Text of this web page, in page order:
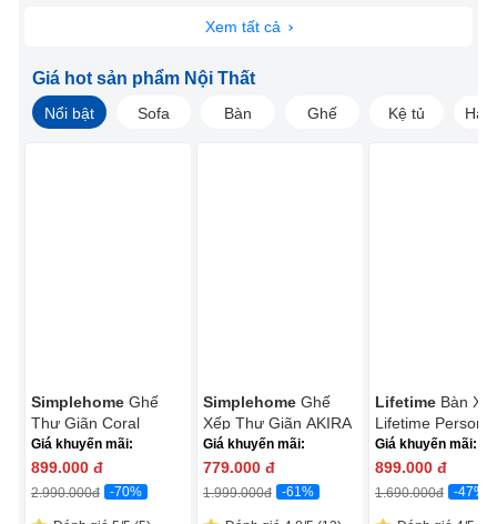
Xem tất cả
Giá hot sản phẩm Nội Thất
Nổi bật Sofa Bàn Ghế Kệ tủ
Simplehome Ghế
Thư Giãn Coral
ECOC005R Đỏ
Giá khuyến mãi:
899.000 đ
2.990.000đ -70%
Simplehome Ghế
Xếp Thư Giãn AKIRA
ECOC016C Xám
Giá khuyến mãi:
779.000 đ
1.999.000đ -61%
Lifetime Bàn
Lifetime Personal
Giá khuyến mãi:
899.000 đ
1.690.000đ -47%